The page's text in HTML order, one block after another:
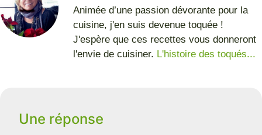
Animée d’une passion dévorante pour la
cuisine, j'en suis devenue toquée !
J'espère que ces recettes vous donneront
l'envie de cuisiner. L'histoire des toqués...
Une réponse